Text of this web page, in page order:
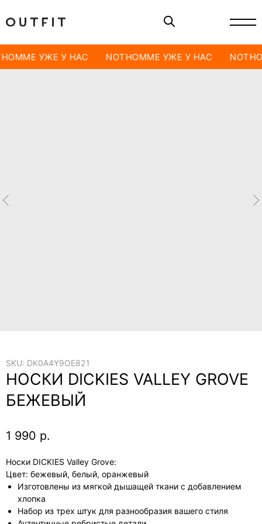
УЖЕ У НАС NOTHOMME УЖЕ У НАС
НОСКИ DICKIES VALLEY GROVE
БЕЖЕВЫЙ
SKU: DK0A4Y9OE821
1 990 р.
Носки DICKIES Valley Grove:
Цвет: бежевый, белый, оранжевый
Изготовлены из мягкой дышащей ткани с добавлением
хлопка
Набор из трех штук для разнообразия вашего стиля